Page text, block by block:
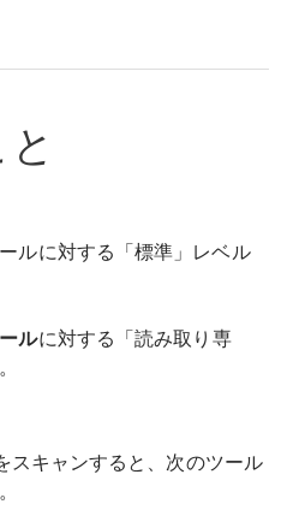
ルに対する「標準」レベル
ルに対する「読み取り専
スキャンすると、次のツール